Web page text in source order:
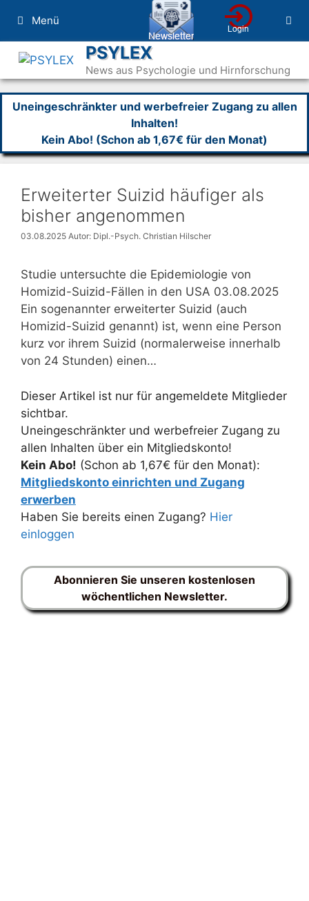
Inhalt
springen
Menü
PSYLEX
News aus Psychologie und Hirnforschung
Uneingeschränkter und werbefreier Zugang zu allen
Inhalten!
Kein Abo! (Schon ab 1,67€ für den Monat)
Erweiterter Suizid häufiger als
bisher angenommen
03.08.2025 Autor: Dipl.-Psych. Christian Hilscher
Studie untersuchte die Epidemiologie von
Homizid-Suizid-Fällen in den USA 03.08.2025
Ein sogenannter erweiterter Suizid (auch
Homizid-Suizid genannt) ist, wenn eine Person
kurz vor ihrem Suizid (normalerweise innerhalb
von 24 Stunden) einen…
Dieser Artikel ist nur für angemeldete Mitglieder
sichtbar.
Uneingeschränkter und werbefreier Zugang zu
allen Inhalten über ein Mitgliedskonto!
Kein Abo! (Schon ab 1,67€ für den Monat):
Mitgliedskonto einrichten und Zugang
erwerben
Haben Sie bereits einen Zugang? Hier
einloggen
Abonnieren Sie unseren kostenlosen
wöchentlichen Newsletter.